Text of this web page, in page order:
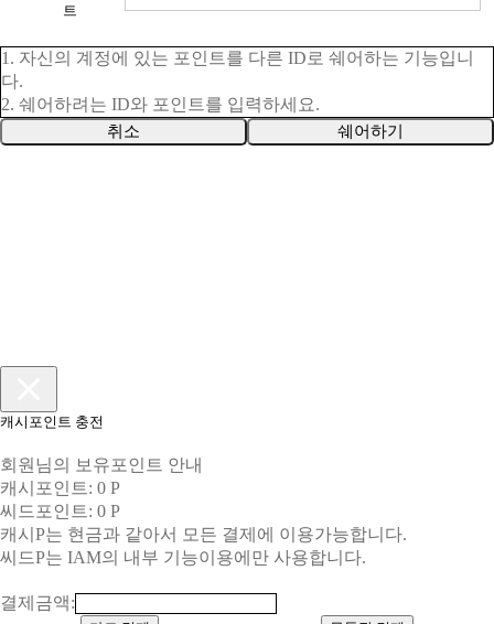
트
1. 자신의 계정에 있는 포인트를 다른 ID로 쉐어하는 기능입니
다.
2. 쉐어하려는 ID와 포인트를 입력하세요.
취소 쉐어하기
캐시포인트 충전
회원님의 보유포인트 안내
캐시포인트: 0 P
씨드포인트: 0 P
캐시P는 현금과 같아서 모든 결제에 이용가능합니다.
씨드P는 IAM의 내부 기능이용에만 사용합니다.
결제금액: